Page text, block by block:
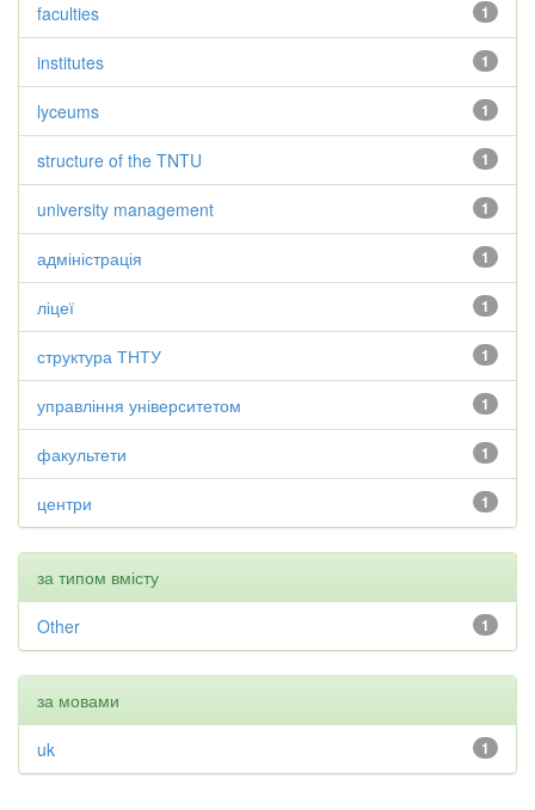
1
faculties
1
institutes
1
lyceums
1
structure of the TNTU
1
university management
1
адміністрація
1
ліцеї
1
структура ТНТУ
1
управління університетом
1
факультети
1
центри
за типом вмісту
1
Other
за мовами
1
uk